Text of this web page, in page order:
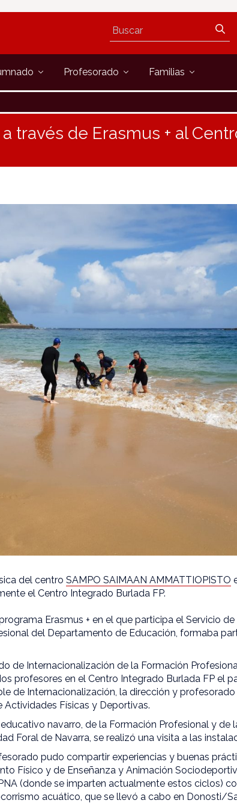
Profesorado Familias
través de Erasmus + al
del centroSAMPO SAIMAAN AMMATTIOPISTO
el Centro Integrado Burlada FP.
Erasmus + en el que participa el Servicio
del Departamento de Educación, formaba
de Internacionalización de la Formación
profesores en el Centro Integrado Burlada FP el
de Internacionalización, la dirección y
Físicas y Deportivas.
navarro, de la Formación Profesional y de
Foral de Navarra, se realizó una visita a las
pudo compartir experiencias y buenas
Físico y de Enseñanza y Animación
(donde se imparten actualmente estos ciclos)
acuático, que se llevó a cabo en Donosti/